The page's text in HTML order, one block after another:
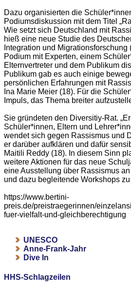
Dazu organisierten die
Podiumsdiskussion mit dem Titel
Wie setzt sich Deutschland mit
hieß eine neue Studie des
Integration und
Podium mit Experten, einem
Elternvertreter und dem Publikum
Publikum gab es auch einige
persönlichen Erfahrungen mit
Ina Marie Meier (18). Für die
Impuls, das Thema breiter
Sie gründeten den Diversitiy-Rat.
Schüler*innen, Eltern und
wendet sich gegen Rassismus und
er darüber aufklären und dafür
Maitili Reddy (18). In diesem Sinn
weitere Aktionen für das neue
eine Ausstellung über Rassismus
und dazu begleitende Workshops
https://www.bertini-
preis.de/preistraegerinnen/
fuer-vielfalt-und-gleichberechtigung
UNESCO
Anne-Frank-Jahr
Dive In
HHS-Schlagzeilen